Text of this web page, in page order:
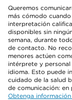
Queremos
más cómodo
interpretación
disponibles sin
semana, durante
de contacto. No
menores actúen
intérprete y
idioma. Esto puede
cuidado de la salud
de comunicación:
Obtenga